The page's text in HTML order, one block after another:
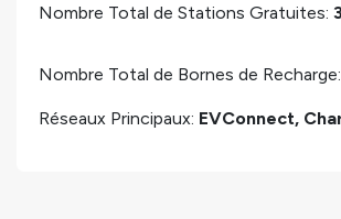
Nombre Total de Stations Gratuites: 3
Nombre Total de Bornes de Recharge:
Réseaux Principaux: EVConnect,